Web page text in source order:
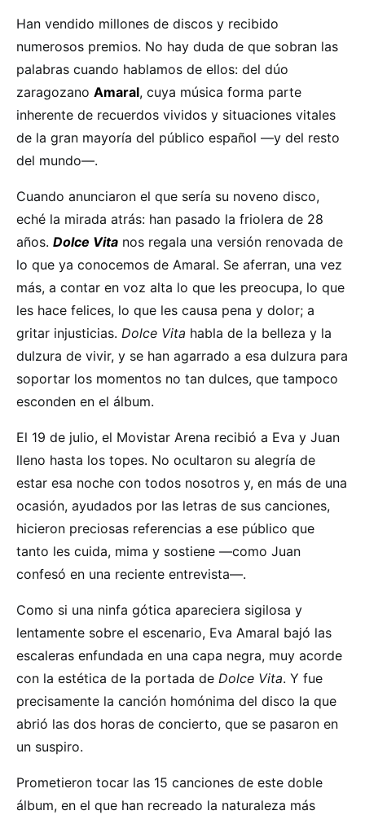
Han vendido millones de discos y recibido
numerosos premios. No hay duda de que sobran las
palabras cuando hablamos de ellos: del dúo
zaragozano Amaral, cuya música forma parte
inherente de recuerdos vividos y situaciones vitales
de la gran mayoría del público español —y del resto
del mundo—.
Cuando anunciaron el que sería su noveno disco,
eché la mirada atrás: han pasado la friolera de 28
años. Dolce Vita nos regala una versión renovada de
lo que ya conocemos de Amaral. Se aferran, una vez
más, a contar en voz alta lo que les preocupa, lo que
les hace felices, lo que les causa pena y dolor; a
gritar injusticias. Dolce Vita habla de la belleza y la
dulzura de vivir, y se han agarrado a esa dulzura para
soportar los momentos no tan dulces, que tampoco
esconden en el álbum.
El 19 de julio, el Movistar Arena recibió a Eva y Juan
lleno hasta los topes. No ocultaron su alegría de
estar esa noche con todos nosotros y, en más de una
ocasión, ayudados por las letras de sus canciones,
hicieron preciosas referencias a ese público que
tanto les cuida, mima y sostiene —como Juan
confesó en una reciente entrevista—.
Como si una ninfa gótica apareciera sigilosa y
lentamente sobre el escenario, Eva Amaral bajó las
escaleras enfundada en una capa negra, muy acorde
con la estética de la portada de Dolce Vita. Y fue
precisamente la canción homónima del disco la que
abrió las dos horas de concierto, que se pasaron en
un suspiro.
Prometieron tocar las 15 canciones de este doble
álbum, en el que han recreado la naturaleza más